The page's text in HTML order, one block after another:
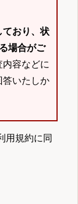
おり、状
場合がご
容などに
答いたしか
用規約に同